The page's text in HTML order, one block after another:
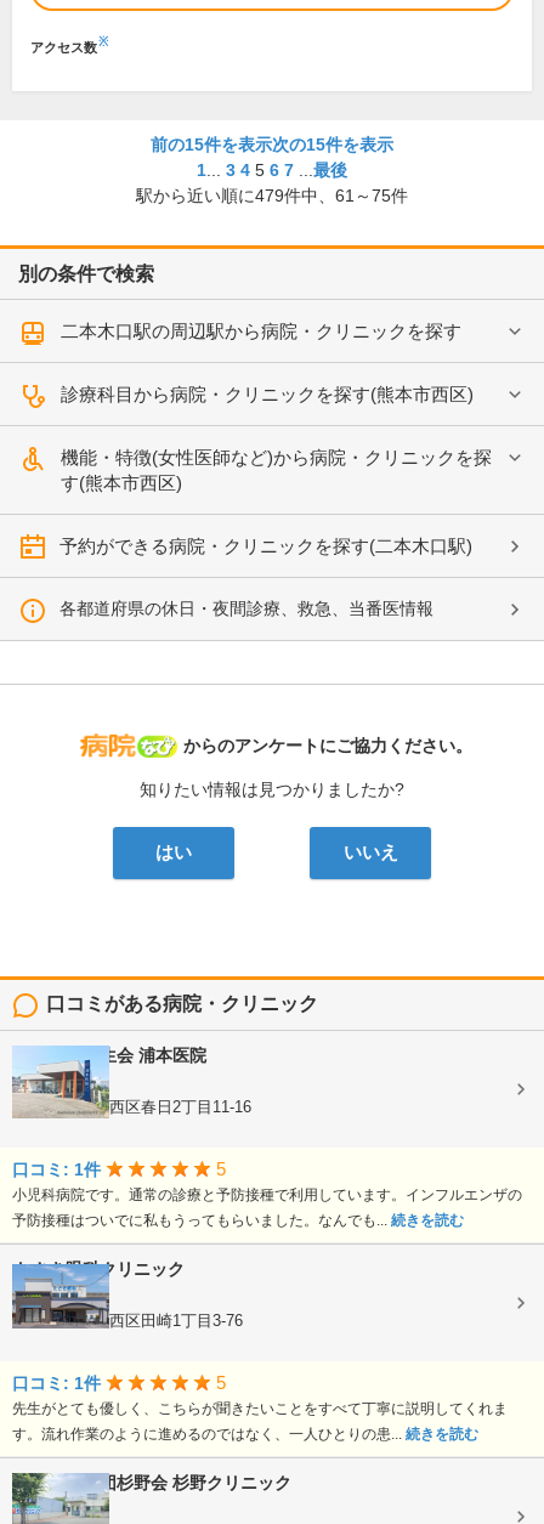
アクセス数※
前の15件を表示次の15件を表示
1
3 4 5 6 7
最後
駅から近い順に479件中、 61～75件
別の条件で検索
二本木口駅の周辺駅から病院・クリニックを探す
診療科目から病院・クリニックを探す(熊本市西区)
機能・特徴(女性医師など)から病院・クリニックを探
す(熊本市西区)
予約ができる病院・クリニックを探す(二本木口駅)
各都道府県の休日・夜間診療、救急、当番医情報
病院なび
からのアンケートにご協力ください。
知りたい情報は見つかりましたか?
はい いいえ
口コミがある病院・クリニック
医療法人龍生会 浦本医院
内科, 小児科
熊本県熊本市西区春日2丁目11-16
口コミ: 1件 5
小児科病院です。通常の診療と予防接種で利用しています。インフルエンザの
予防接種はついでに私もうってもらいました。なんでも... 続きを読む
たさき眼科クリニック
眼科
熊本県熊本市西区田崎1丁目3-76
口コミ: 1件 5
先生がとても優しく、こちらが聞きたいことをすべて丁寧に説明してくれま
す。流れ作業のように進めるのではなく、一人ひとりの患... 続きを読む
医療法人社団杉野会 杉野クリニック
内科, 小児科